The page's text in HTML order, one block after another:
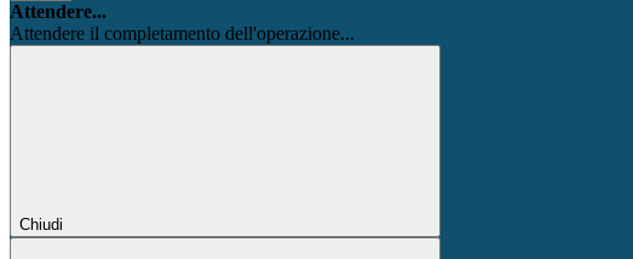
Attendere...
Attendere il completamento dell'operazione...
Chiudi